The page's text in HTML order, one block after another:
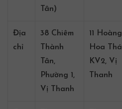
Tân)
Địa
chỉ
38 Chiêm
Thành
Tân,
Phường 1,
Vị Thanh
11 Hoàng
Hoa
KV2, Vị
Thanh